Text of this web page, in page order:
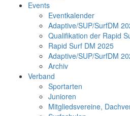
Events
Eventkalender
Adaptive/SUP/SurfDM
Qualifikation der Rapid
Rapid Surf DM 2025
Adaptive/SUP/SurfDM
Archiv
Verband
Sportarten
Junioren
Mitgliedsvereine,